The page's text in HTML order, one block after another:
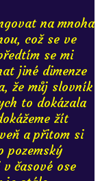
na mnoha
což se ve
se mi
jiné dimenze
že můj slovník
to dokázala
žít
a přitom si
pozemský
časové ose